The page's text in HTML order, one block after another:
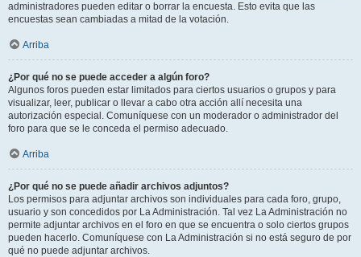
administradores pueden editar o borrar la encuesta. Esto evita que las
encuestas sean cambiadas a mitad de la votación.
Arriba
¿Por qué no se puede acceder a algún foro?
Algunos foros pueden estar limitados para ciertos usuarios o grupos y para
visualizar, leer, publicar o llevar a cabo otra acción allí necesita una
autorización especial. Comuníquese con un moderador o administrador del
foro para que se le conceda el permiso adecuado.
Arriba
¿Por qué no se puede añadir archivos adjuntos?
Los permisos para adjuntar archivos son individuales para cada foro, grupo,
usuario y son concedidos por La Administración. Tal vez La Administración no
permite adjuntar archivos en el foro en que se encuentra o solo ciertos grupos
pueden hacerlo. Comuníquese con La Administración si no está seguro de por
qué no puede adjuntar archivos.